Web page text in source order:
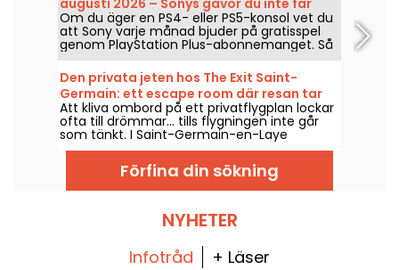
augusti 2026 – Sonys gåvor du inte får
missa
Om du äger en PS4- eller PS5-konsol vet du
att Sony varje månad bjuder på gratisspel
genom PlayStation Plus-abonnemanget. Så
vilka spel är gratis i augusti 2026? Ta del av
månadens urval.
Den privata jeten hos The Exit Saint-
Germain: ett escape room där resan tar
en oväntad vändning
Att kliva ombord på ett privatflygplan lockar
ofta till drömmar... tills flygningen inte går
som tänkt. I Saint-Germain-en-Laye
förvandlar Le Jet Privé från The Exit denna
miljö till ett escape game som ska lösas i
Förfina din sökning
NYHETER
Infotråd + Läser